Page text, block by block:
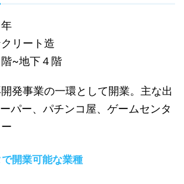
リート造
~地下４階
発事業の一環として開業。主な出
パー、パチンコ屋、ゲームセンタ
開業可能な業種